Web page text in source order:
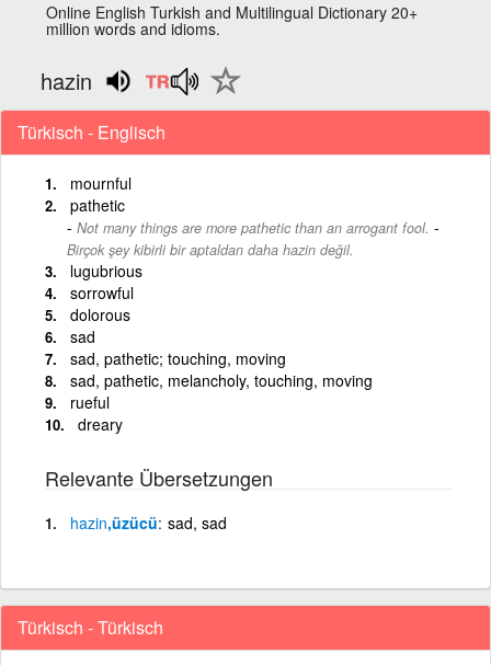
Online English Turkish and Multilingual Dictionary 20+
million words and idioms.
hazin
Türkisch - Englisch
mournful
pathetic
Not many things are more pathetic than an arrogant fool. -
Birçok şey kibirli bir aptaldan daha hazin değil.
lugubrious
sorrowful
dolorous
sad
sad, pathetic; touching, moving
sad, pathetic, melancholy, touching, moving
rueful
dreary
Relevante Übersetzungen
hazin,üzücü sad, sad
Türkisch - Türkisch